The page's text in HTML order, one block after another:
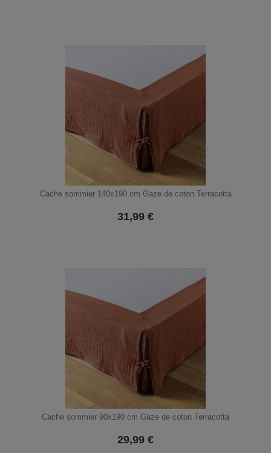
Cache sommier 140x190 cm Gaze de coton Terracotta
31,99 €
Cache sommier 90x190 cm Gaze de coton Terracotta
29,99 €